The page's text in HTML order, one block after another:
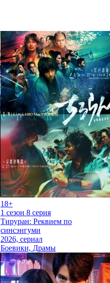
18+
1 сезон 8 серия
Тируран: Реквием по
синсэнгуми
2026, сериал
Боевики, Драмы